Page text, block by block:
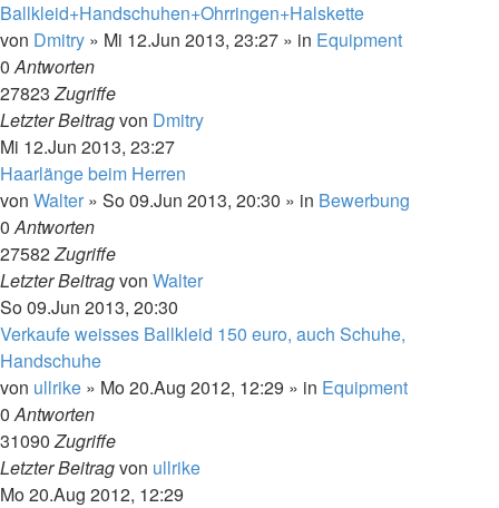
Ballkleid+Handschuhen+Ohrringen+Halskette
von Dmitry » Mi 12.Jun 2013, 23:27 » in Equipment
0Antworten
27823Zugriffe
Letzter Beitragvon Dmitry
Mi 12.Jun 2013, 23:27
Haarlänge beim Herren
von Walter » So 09.Jun 2013, 20:30 » in Bewerbung
0Antworten
27582Zugriffe
Letzter Beitragvon Walter
So 09.Jun 2013, 20:30
Verkaufe weisses Ballkleid 150 euro, auch Schuhe,
Handschuhe
von ullrike » Mo 20.Aug 2012, 12:29 » in Equipment
0Antworten
31090Zugriffe
Letzter Beitragvon ullrike
Mo 20.Aug 2012, 12:29